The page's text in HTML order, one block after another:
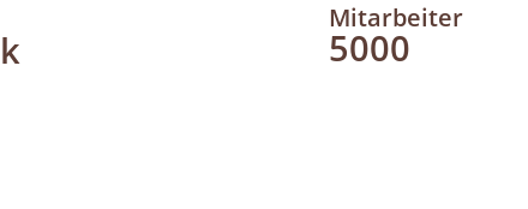
Mitarbeiter
5000